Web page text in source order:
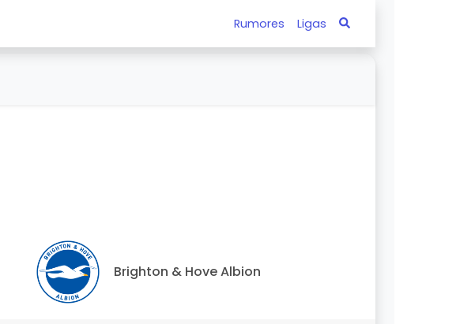
Rumores Ligas
Brighton & Hove Albion